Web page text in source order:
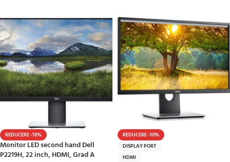
REDUCERE -10%
Monitor LED second hand Dell
P2219H, 22 inch, HDMI, Grad A
REDUCERE -10%
DISPLAY PORT
HDMI